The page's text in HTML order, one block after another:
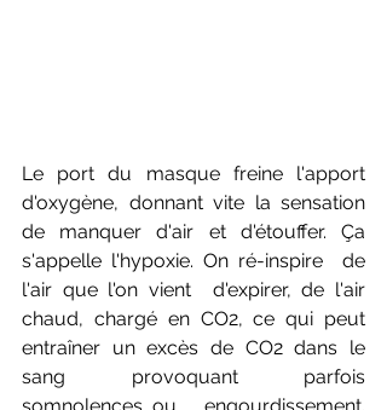
Le port du masque freine l'apport
d'oxygène, donnant vite la sensation
de manquer d'air et d'étouffer. Ça
s'appelle l'hypoxie. On ré-inspire  de
l'air que l'on vient  d'expirer, de l'air
chaud, chargé en CO2, ce qui peut
entraîner un excès de CO2 dans le
sang provoquant parfois